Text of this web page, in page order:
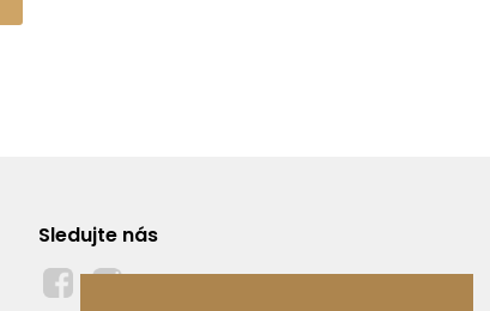
Sledujte nás